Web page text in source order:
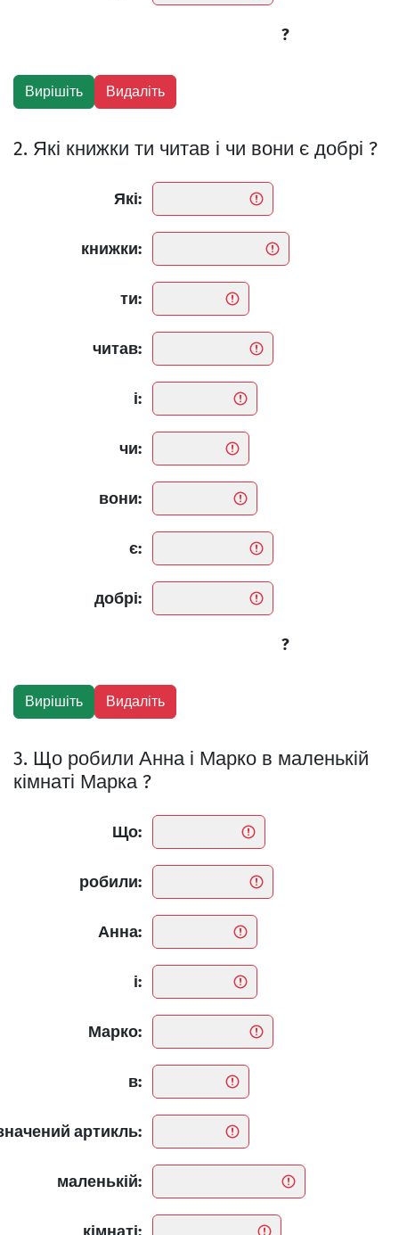
?
2. Які книжки ти читав і чи вони є добрі ?
Які:
книжки:
ти:
читав:
і:
чи:
вони:
є:
добрі:
?
3. Що робили Анна і Марко в маленькій
кімнаті Марка ?
Що:
робили:
Анна:
і:
Марко:
в:
артикль:
маленькій: